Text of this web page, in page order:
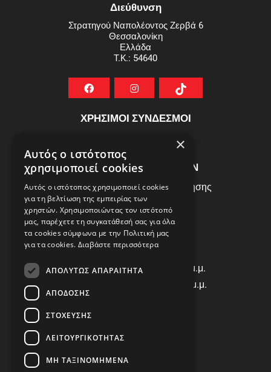
Διεύθυνση
Στρατηγού Ναπολέοντος Ζερβά 6
Θεσσαλονίκη
Ελλάδα
T.K.: 54640
ΧΡΗΣΙΜΟΙ ΣΥΝΔΕΣΜΟΙ
ΕΞΥΠΗΡΕΤΗΣΗ ΠΕΛΑΤΩΝ
Πολιτική Δεδομένων - Όροι Χρήσης
Πολιτική Επιστροφών
Όροι Χρήσης
ΩΡΑΡΙΟ ΛΕΙΤΟΥΡΓΙΑΣ
Δ | Τ | Τ | Π: 8:00 π.μ. - 18:00 μ.μ.
Παρασκευή: 8:00 π.μ. - 14:00 μ.μ.
Viber: 698 456 9068
×
Αυτός ο ιστότοπος
χρησιμοποιεί cookies
Αυτός ο ιστότοπος χρησιμοποιεί cookies
για τη βελτίωση της εμπειρίας των
χρηστών. Χρησιμοποιώντας τον ιστότοπό
μας, παρέχετε τη συγκατάθεσή σας για όλα
τα cookies σύμφωνα με την Πολιτική μας
για τα cookies. Διαβάστε περισσότερα
ΑΠΟΛΎΤΩΣ ΑΠΑΡΑΊΤΗΤΑ
ΑΠΌΔΟΣΗΣ
ΣΤΌΧΕΥΣΗΣ
ΛΕΙΤΟΥΡΓΙΚΌΤΗΤΑΣ
ΜΗ ΤΑΞΙΝΟΜΗΜΈΝΑ